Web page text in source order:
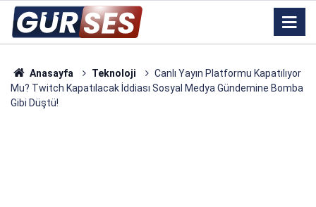
Anasayfa Teknoloji
Canlı Yayın Platformu Kapatılıyor
Mu? Twitch Kapatılacak İddiası Sosyal Medya Gündemine Bomba
Gibi Düştü!